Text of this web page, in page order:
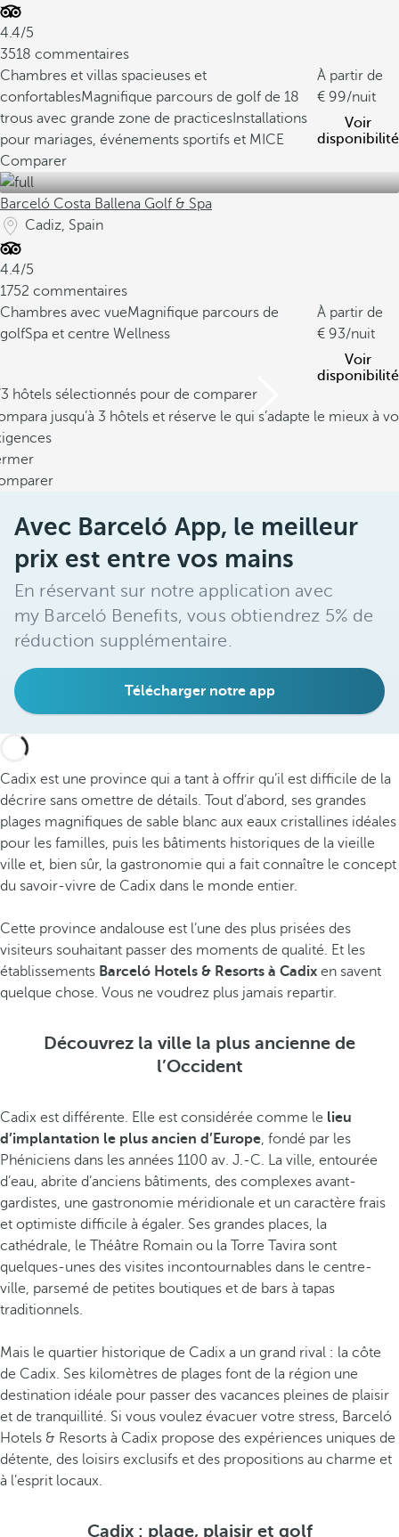
4.4/5
3518 commentaires
Chambres et villas spacieuses et
confortablesMagnifique parcours de golf de 18
trous avec grande zone de practices Installations
pour mariages, événements sportifs et MICE
À partir de
99/nuit
Voir
disponibilité
Comparer
Barceló Costa Ballena Golf & Spa
Cadiz, Spain
4.4/5
1752 commentaires
Chambres avec vueMagnifique parcours de
golfSpa et centre Wellness
À partir de
93/nuit
Voir
disponibilité
hôtels sélectionnés pour de comparer
jusqu’à 3 hôtels et réserve le qui s’adapte le mieux à
Avec Barceló App, le meilleur
prix est entre vos mains
En réservant sur notre application avec
my Barceló Benefits, vous obtiendrez 5% de
réduction supplémentaire.
Télécharger notre app
Cadix est une province qui a tant à offrir qu’il est difficile de la
décrire sans omettre de détails. Tout d’abord, ses grandes
plages magnifiques de sable blanc aux eaux cristallines idéales
pour les familles, puis les bâtiments historiques de la vieille
ville et, bien sûr, la gastronomie qui a fait connaître le concept
du savoir-vivre de Cadix dans le monde entier.
Cette province andalouse est l’une des plus prisées des
visiteurs souhaitant passer des moments de qualité. Et les
établissements Barceló Hotels & Resorts à Cadix en savent
quelque chose. Vous ne voudrez plus jamais repartir.
Découvrez la ville la plus ancienne de
l’Occident
Cadix est différente. Elle est considérée comme le lieu
d’implantation le plus ancien d’Europe, fondé par les
Phéniciens dans les années 1100 av. J.-C. La ville, entourée
d’eau, abrite d’anciens bâtiments, des complexes avant-
gardistes, une gastronomie méridionale et un caractère frais
et optimiste difficile à égaler. Ses grandes places, la
cathédrale, le Théâtre Romain ou la Torre Tavira sont
quelques-unes des visites incontournables dans le centre-
ville, parsemé de petites boutiques et de bars à tapas
traditionnels.
Mais le quartier historique de Cadix a un grand rival : la côte
de Cadix. Ses kilomètres de plages font de la région une
destination idéale pour passer des vacances pleines de plaisir
et de tranquillité. Si vous voulez évacuer votre stress, Barceló
Hotels & Resorts à Cadix propose des expériences uniques de
détente, des loisirs exclusifs et des propositions au charme et
à l’esprit locaux.
Cadix : plage, plaisir et golf